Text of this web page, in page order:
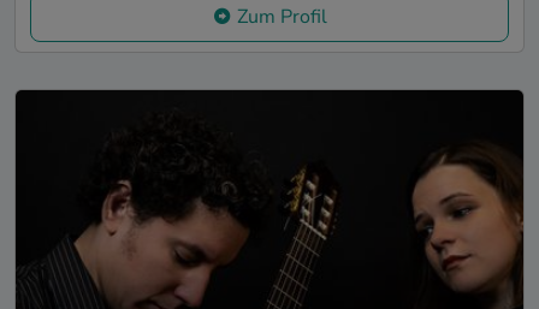
Zum Profil